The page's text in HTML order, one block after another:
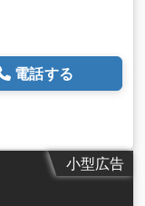
電話する
小型広告